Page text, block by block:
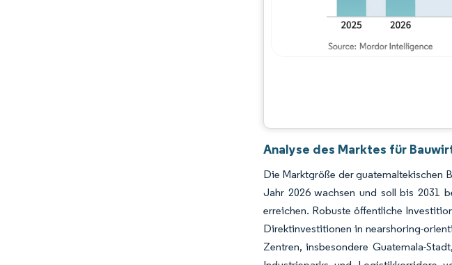
Analyse des Marktes für
Die Marktgröße der guatemaltekischen
Jahr 2026 wachsen und soll bis 2031
erreichen. Robuste öffentliche
Direktinvestitionen in nearshoring-
Zentren, insbesondere Guatemala-